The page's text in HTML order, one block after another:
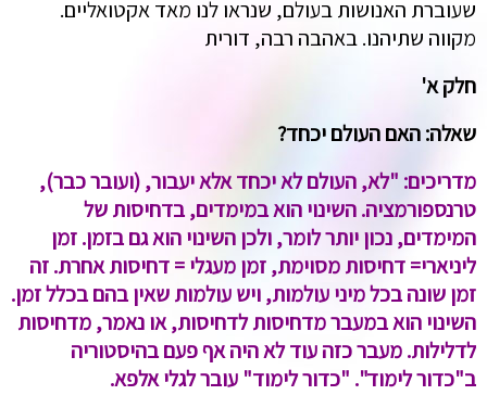
שעוברת האנושות בעולם, שנראו לנו מאד אקטואליים.
מקווה שתיהנו. באהבה רבה, דורית
חלק א'
שאלה: האם העולם יכחד?
מדריכים: "לא, העולם לא יכחד אלא יעבור, (ועובר כבר),
טרנספורמציה. השינוי הוא במימדים, בדחיסות של
המימדים, נכון יותר לומר, ולכן השינוי הוא גם בזמן. זמן
ליניארי= דחיסות מסוימת, זמן מעגלי = דחיסות אחרת. זה
זמן שונה בכל מיני עולמות, ויש עולמות שאין בהם בכלל זמן.
השינוי הוא במעבר מדחיסות לדחיסות, או נאמר, מדחיסות
לדלילות. מעבר כזה עוד לא היה אף פעם בהיסטוריה
ב"כדור לימוד". "כדור לימוד" עובר לגלי אלפא.